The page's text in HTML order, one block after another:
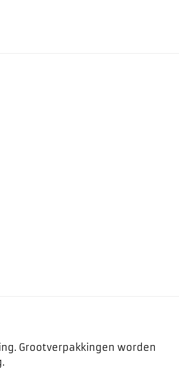
Grootverpakkingen worden